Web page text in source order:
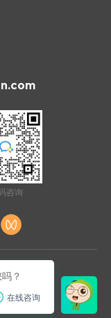
咨询
限公司
？
在线咨询